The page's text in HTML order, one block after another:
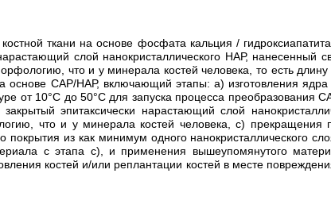
ткани на основе фосфата кальция /
слой нанокристаллического НАР, нанесенный
что и у минерала костей человека, то есть
САР/НАР, включающий этапы: а) изготовления ядра
от 10°С до 50°С для запуска процесса преобразования
эпитаксически нарастающий слой
что и у минерала костей человека, с) прекращения
покрытия из как минимум одного нанокристаллического
с этапа с), и применения вышеупомянутого
костей и/или реплантации костей в месте